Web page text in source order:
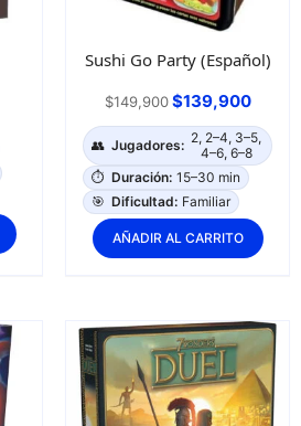
Sushi Go Party (Español)
$149,900 $139,900
👥 Jugadores: 2, 2–4, 3–5,
4–6, 6–8
⏱️ Duración: 15–30 min
🎯 Dificultad: Familiar
AÑADIR AL CARRITO